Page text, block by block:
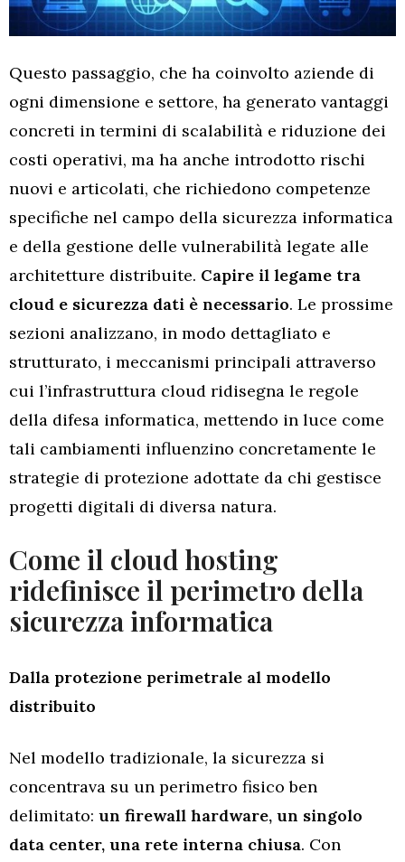
Questo passaggio, che ha coinvolto aziende di
ogni dimensione e settore, ha generato vantaggi
concreti in termini di scalabilità e riduzione dei
costi operativi, ma ha anche introdotto rischi
nuovi e articolati, che richiedono competenze
specifiche nel campo della sicurezza informatica
e della gestione delle vulnerabilità legate alle
architetture distribuite. Capire il legame tra
cloud e sicurezza dati è necessario. Le prossime
sezioni analizzano, in modo dettagliato e
strutturato, i meccanismi principali attraverso
cui l’infrastruttura cloud ridisegna le regole
della difesa informatica, mettendo in luce come
tali cambiamenti influenzino concretamente le
strategie di protezione adottate da chi gestisce
progetti digitali di diversa natura.
Come il cloud hosting
ridefinisce il perimetro della
sicurezza informatica
Dalla protezione perimetrale al modello
distribuito
Nel modello tradizionale, la sicurezza si
concentrava su un perimetro fisico ben
delimitato: un firewall hardware, un singolo
data center, una rete interna chiusa. Con